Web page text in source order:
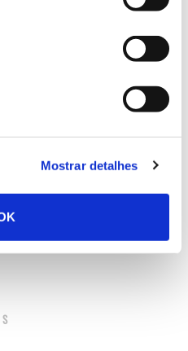
Mostrar detalhes
Joint pan-European dataset
área florestal com danos
atingido um valor de
a principal causa de
atualizado em maio de 2022